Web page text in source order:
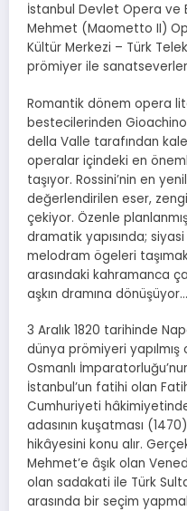
İstanbul Devlet Opera ve
Mehmet (Maometto II)
Kültür Merkezi – Türk
prömiyer ile
Romantik dönem opera
bestecilerinden
della Valle tarafından
operalar içindeki en
taşıyor. Rossini’nin en
değerlendirilen eser,
çekiyor. Özenle
dramatik yapısında;
melodram ögeleri
arasındaki kahramanca
aşkın dramına dönüşüyor…
3 Aralık 1820 tarihinde
dünya prömiyeri
Osmanlı
İstanbul’un fatihi olan
Cumhuriyeti
adasının kuşatması
hikâyesini konu alır.
Mehmet’e âşık olan
olan sadakati ile Türk
arasında bir seçim